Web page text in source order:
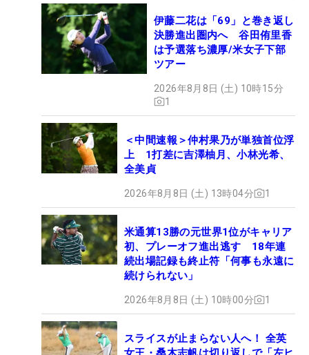
伊藤二花は「69」と巻き返し
決勝進出圏内へ 谷田侑里香
は予選落ち濃厚/米女子下部
ツアー
2026年8月8日 (土) 10時15分
1
＜中間速報＞仲村果乃が単独首位浮
上 1打差に吉澤柚月、小林光希、
全美貞
2026年8月8日 (土) 13時04分 1
米通算13勝の元世界1位がキャリア
初、プレーオフ進出逃す 18年連
続出場記録も終止符「何事も永遠に
続けられない」
2026年8月8日 (土) 10時00分 1
スライスが止まらない人へ！ 全英